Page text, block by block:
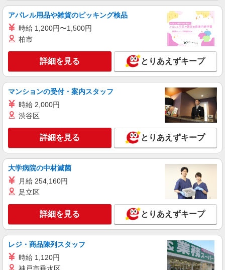
株式会社シエロ
【au】の携帯販売スタッフ
時給1500円〜1700円（経験・能力による） ※
残業代支給 ★交通費別途支給（規定あり） ゜
+゜・。○。・゜+゜・。○。・゜+゜ 入社祝い金10
万円支給(規定有) お友達を紹介頂くと, インセンテ
ィブ支給(規定有) ★月2回払い・週払い可能（規程
有）★ ゜・。○。・゜+゜・。○。・゜+゜
岐阜県岐阜市のauショップ
キープ 詳細を見る
派遣社員
株式会社シエロ
人気機種に詳しくなれる携帯販売【楽天モバイ
ル】
日給12000円〜 ※残業代支給 ★交通費別途支
給（規定あり） ゜+゜・。○。・゜+゜・。
○。・゜+゜ 入社祝い金10万円支給(規定有) お友達
を紹介頂くと, インセンティブ支給(規定有) ★月2
回払い・週払い可能（規程有）★ ゜・。○。・゜
岐阜県を含む東海3県内の家電量販店の楽天モ
バイルショップ
詳細を見る
派遣社員
株式会社シエロ
【ソフトバンク】の店舗スタッフ
時給1500円〜1800円（経験・能力による） ※
残業代支給 ★交通費別途支給（規定あり） ゜
アパレル用品や雑貨のピッキング検品
時給 1,200円〜1,500円
柏市
詳細を見る とりあえずキープ
マンションの受付・案内スタッフ
時給 2,000円
渋谷区
詳細を見る とりあえずキープ
大学病院の中材滅菌
月給 254,160円
足立区
詳細を見る とりあえずキープ
レジ・商品陳列スタッフ
時給 1,120円